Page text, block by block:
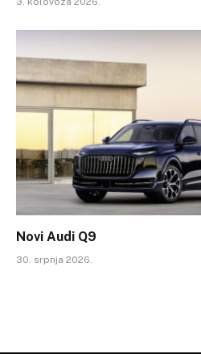
Novi Audi Q9
30. srpnja 2026.